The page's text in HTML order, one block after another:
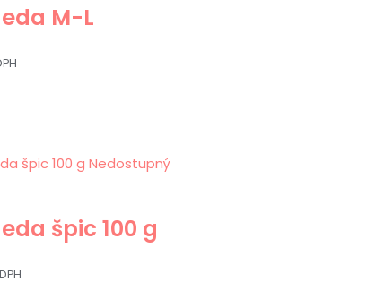
M-L
Nedostupný
špic 100 g